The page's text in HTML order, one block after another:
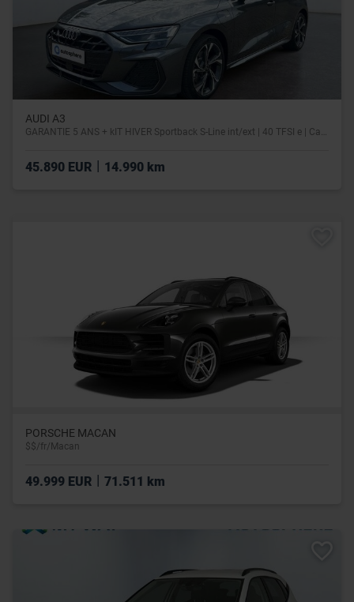
AUDI A3
GARANTIE 5 ANS + kIT HIVER Sportback S-Line int/ext | 40 TFSI e | Camera | GPS | Sieges av chauff | SONOS
45.890 EUR 14.990 km
PORSCHE MACAN
$$/fr/Macan
49.999 EUR | 71.511 km